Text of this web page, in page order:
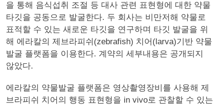
을 통해 음식섭취 조절 등 대사 관련 표현형에 대한 약물
타깃을 공동으로 발굴한다. 두 회사는 비만저해 약물로
표적할 수 있는 새로운 타깃을 연구하며 타깃 발굴을 위
해 에라칼의 제브라피쉬(zebrafish) 치어(larva)기반 약물
발굴 플랫폼을 이용한다. 계약의 세부내용은 공개되지
않았다.
에라칼의 약물발굴 플랫폼은 영상촬영장비를 사용해 제
브라피쉬 치어의 행동 표현형을 in vivo로 관찰할 수 있는